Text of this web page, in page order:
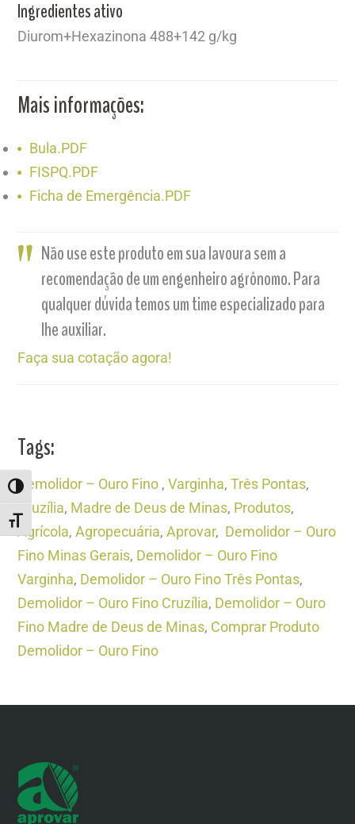
ALTERNAR ALTO CONTRASTE
ALTERNAR TAMANHO DA FONTE
Ingredientes ativo
Diurom+Hexazinona 488+142 g/kg
Mais informações:
Bula.PDF
FISPQ.PDF
Ficha de Emergência.PDF
Não use este produto em sua lavoura sem a
recomendação de um engenheiro agrônomo. Para
qualquer dúvida temos um time especializado para
lhe auxiliar.
Faça sua cotação agora!
Tags:
Demolidor – Ouro Fino ,Varginha,Três Pontas,
Cruzília, Madre de Deus de Minas, Produtos,
Agrícola,Agropecuária,Aprovar, Demolidor – Ouro
Fino Minas Gerais, Demolidor – Ouro Fino
Varginha, Demolidor – Ouro Fino Três Pontas,
Demolidor – Ouro Fino Cruzília, Demolidor – Ouro
Fino Madre de Deus de Minas, Comprar Produto
Demolidor – Ouro Fino